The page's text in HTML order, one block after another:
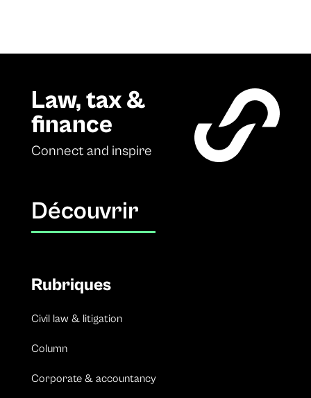
Law, tax &
finance
Connect and inspire
Découvrir
Rubriques
Civil law & litigation
Column
Corporate & accountancy